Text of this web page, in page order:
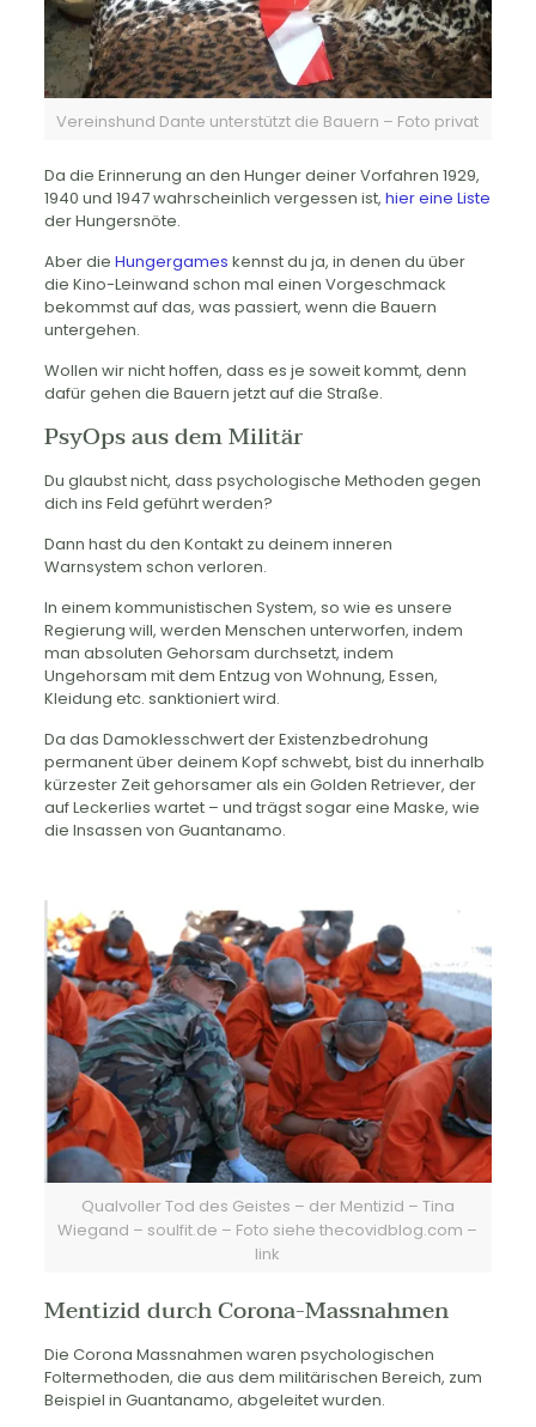
Vereinshund Dante unterstützt die Bauern – Foto privat
Da die Erinnerung an den Hunger deiner Vorfahren 1929,
1940 und 1947 wahrscheinlich vergessen ist, hier eine Liste
der Hungersnöte.
Aber die Hungergames kennst du ja, in denen du über
die Kino-Leinwand schon mal einen Vorgeschmack
bekommst auf das, was passiert, wenn die Bauern
untergehen.
Wollen wir nicht hoffen, dass es je soweit kommt, denn
dafür gehen die Bauern jetzt auf die Straße.
PsyOps aus dem Militär
Du glaubst nicht, dass psychologische Methoden gegen
dich ins Feld geführt werden?
Dann hast du den Kontakt zu deinem inneren
Warnsystem schon verloren.
In einem kommunistischen System, so wie es unsere
Regierung will, werden Menschen unterworfen, indem
man absoluten Gehorsam durchsetzt, indem
Ungehorsam mit dem Entzug von Wohnung, Essen,
Kleidung etc. sanktioniert wird.
Da das Damoklesschwert der Existenzbedrohung
permanent über deinem Kopf schwebt, bist du innerhalb
kürzester Zeit gehorsamer als ein Golden Retriever, der
auf Leckerlies wartet – und trägst sogar eine Maske, wie
die Insassen von Guantanamo.
Qualvoller Tod des Geistes – der Mentizid – Tina
Wiegand – soulfit.de – Foto siehe thecovidblog.com –
link
Mentizid durch Corona-Massnahmen
Die Corona Massnahmen waren psychologischen
Foltermethoden, die aus dem militärischen Bereich, zum
Beispiel in Guantanamo, abgeleitet wurden.